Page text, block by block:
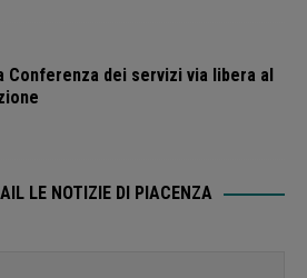
Conferenza dei servizi via libera al
LE NOTIZIE DI PIACENZA